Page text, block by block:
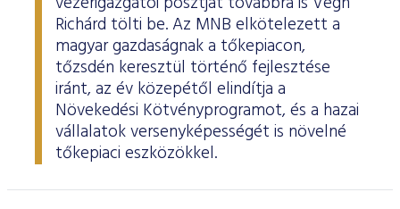
Richárd tölti be. Az MNB elkötelezett a
magyar gazdaságnak a tőkepiacon,
tőzsdén keresztül történő fejlesztése
iránt, az év közepétől elindítja a
Növekedési Kötvényprogramot, és a hazai
vállalatok versenyképességét is növelné
tőkepiaci eszközökkel.